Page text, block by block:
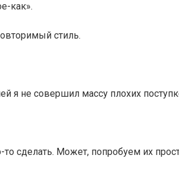
как».
стиль.
я не совершил массу плохих
сделать. Может, попробуем их